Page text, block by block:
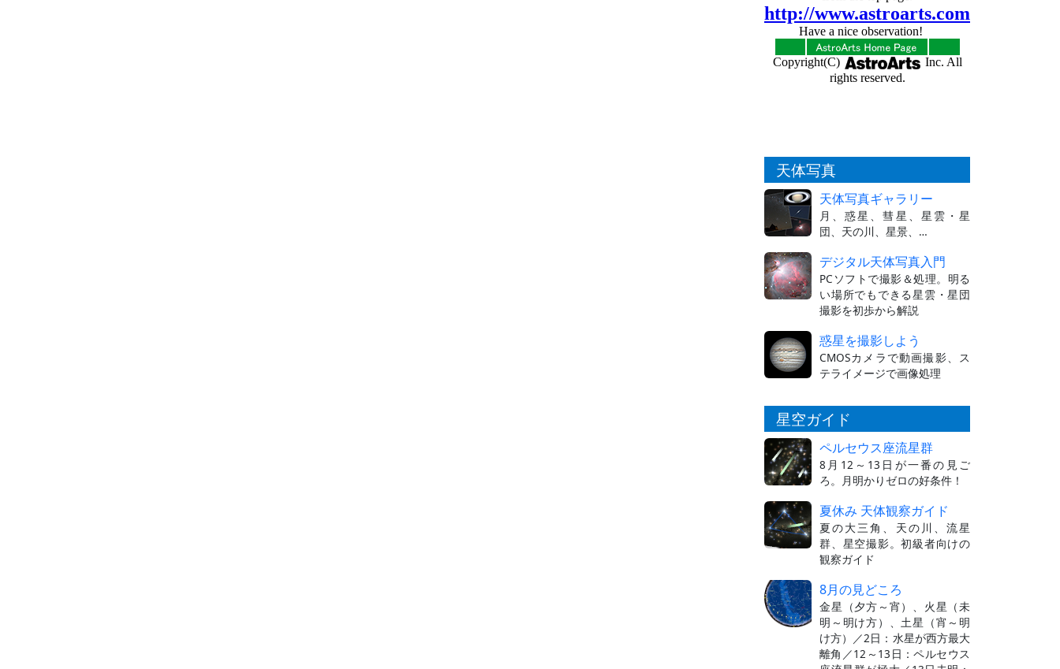
天体写真
天体写真ギャラリー
月、惑星、彗星、星雲・星
団、天の川、星景、…
デジタル天体写真入門
PCソフトで撮影＆処理。明る
い場所でもできる星雲・星団
撮影を初歩から解説
惑星を撮影しよう
CMOSカメラで動画撮影、ス
テライメージで画像処理
星空ガイド
ペルセウス座流星群
8月12～13日が一番の見ご
ろ。月明かりゼロの好条件！
夏休み 天体観察ガイド
夏の大三角、天の川、流星
群、星空撮影。初級者向けの
観察ガイド
8月の見どころ
金星（夕方～宵）、火星（未
明～明け方）、土星（宵～明
け方）／2日：水星が西方最大
離角／12～13日：ペルセウス